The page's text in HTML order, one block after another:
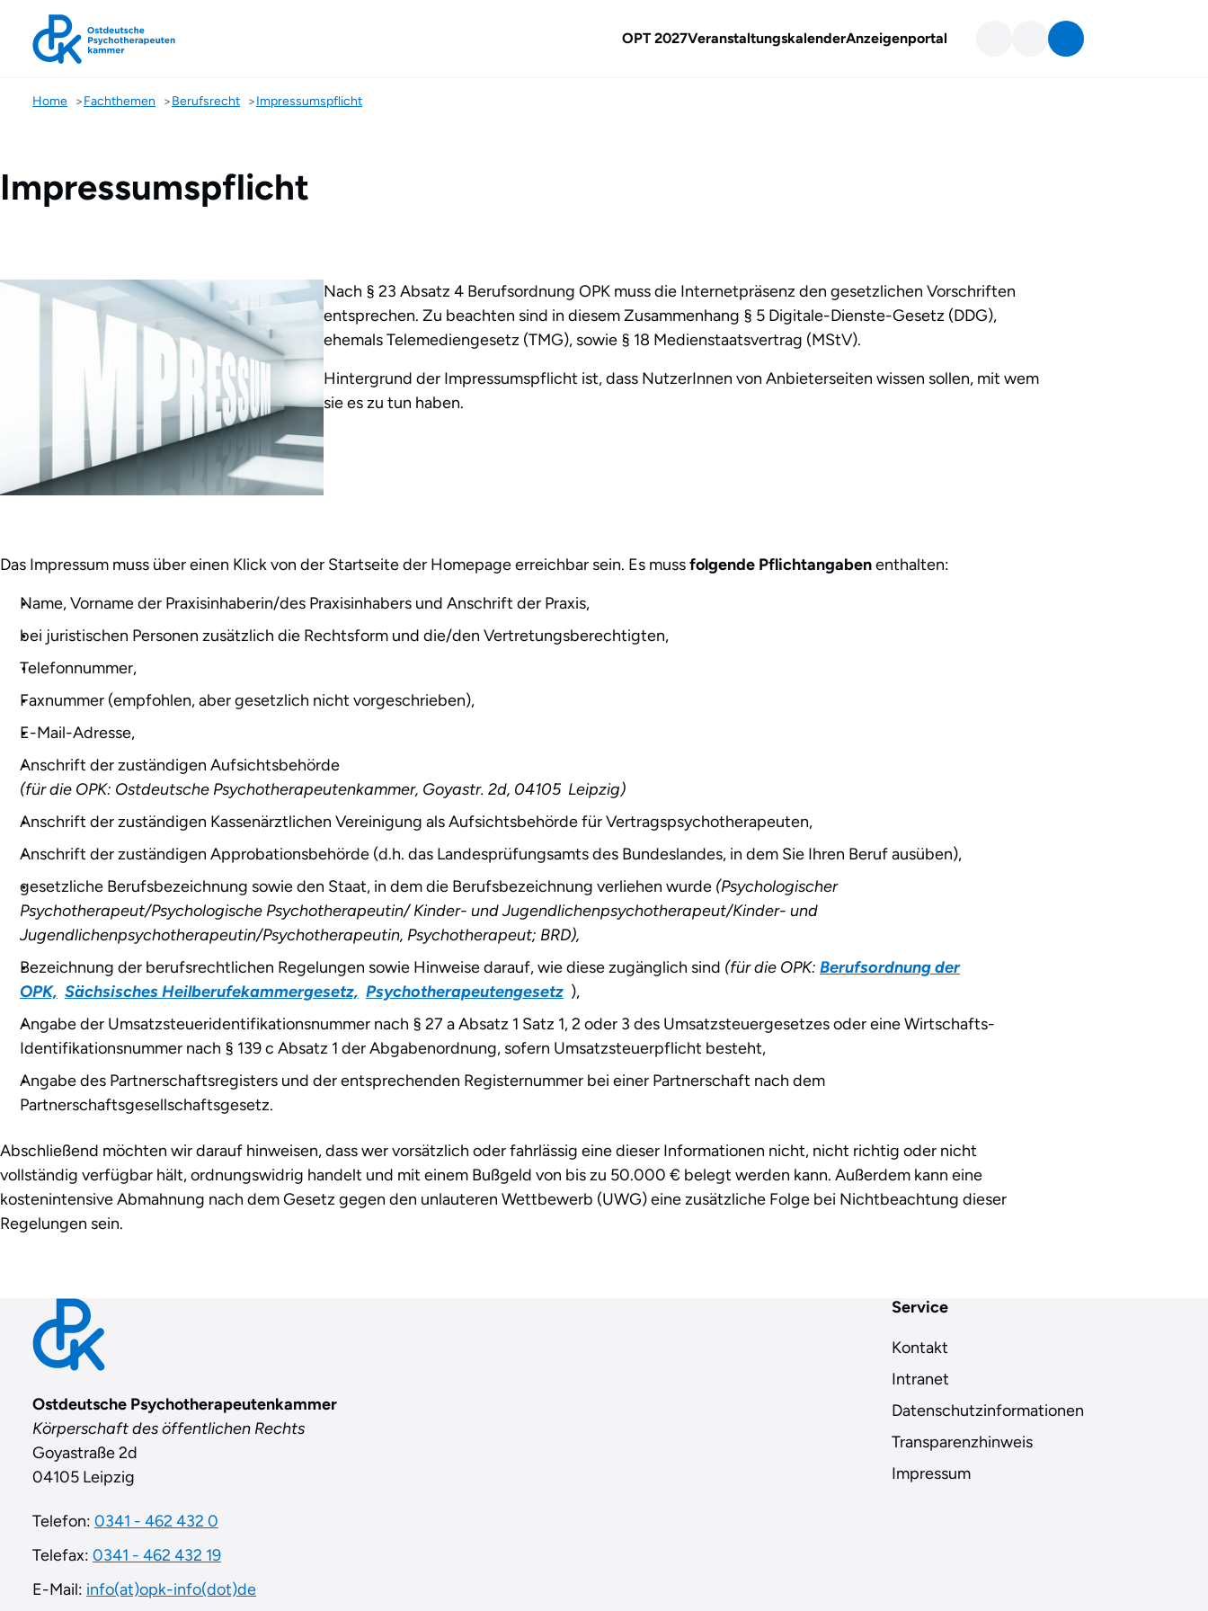
OPT 2027VeranstaltungskalenderAnzeigenportal
Impressumspflicht
Home Fachthemen Berufsrecht Impressumspflicht
Impressumspflicht
Nach § 23 Absatz 4 Berufsordnung OPK muss die Internetpräsenz den gesetzlichen Vorschriften
entsprechen. Zu beachten sind in diesem Zusammenhang § 5 Digitale-Dienste-Gesetz (DDG),
ehemals Telemediengesetz (TMG), sowie § 18 Medienstaatsvertrag (MStV).
Hintergrund der Impressumspflicht ist, dass NutzerInnen von Anbieterseiten wissen sollen, mit wem
sie es zu tun haben.
Das Impressum muss über einen Klick von der Startseite der Homepage erreichbar sein. Es mussfolgende Pflichtangabenenthalten:
Name, Vorname der Praxisinhaberin/des Praxisinhabers und Anschrift der Praxis,
bei juristischen Personen zusätzlich die Rechtsform und die/den Vertretungsberechtigten,
Telefonnummer,
Faxnummer (empfohlen, aber gesetzlich nicht vorgeschrieben),
E-Mail-Adresse,
Anschrift der zuständigen Aufsichtsbehörde
(für die OPK: Ostdeutsche Psychotherapeutenkammer, Goyastr. 2d, 04105 Leipzig)
Anschrift der zuständigen Kassenärztlichen Vereinigung als Aufsichtsbehörde für Vertragspsychotherapeuten,
Anschrift der zuständigen Approbationsbehörde (d.h. das Landesprüfungsamts des Bundeslandes, in dem Sie Ihren Beruf ausüben),
gesetzliche Berufsbezeichnung sowie den Staat, in dem die Berufsbezeichnung verliehen wurde (Psychologischer
Psychotherapeut/Psychologische Psychotherapeutin/ Kinder- und Jugendlichenpsychotherapeut/Kinder- und
Jugendlichenpsychotherapeutin/Psychotherapeutin, Psychotherapeut; BRD),
Bezeichnung der berufsrechtlichen Regelungen sowie Hinweise darauf, wie diese zugänglich sind (für die OPK: Berufsordnung der
OPK, Sächsisches Heilberufekammergesetz, Psychotherapeutengesetz ),
Angabe der Umsatzsteueridentifikationsnummer nach § 27 a Absatz 1 Satz 1, 2 oder 3 des Umsatzsteuergesetzes oder eine Wirtschafts-
Identifikationsnummer nach § 139 c Absatz 1 der Abgabenordnung, sofern Umsatzsteuerpflicht besteht,
Angabe des Partnerschaftsregisters und der entsprechenden Registernummer bei einer Partnerschaft nach dem
Partnerschaftsgesellschaftsgesetz.
Abschließend möchten wir darauf hinweisen, dass wer vorsätzlich oder fahrlässig eine dieser Informationen nicht, nicht richtig oder nicht
vollständig verfügbar hält, ordnungswidrig handelt und mit einem Bußgeld von bis zu 50.000 € belegt werden kann. Außerdem kann eine
kostenintensive Abmahnung nach dem Gesetz gegen den unlauteren Wettbewerb (UWG) eine zusätzliche Folge bei Nichtbeachtung dieser
Regelungen sein.
Service
Kontakt
Intranet
Datenschutzinformationen
Transparenzhinweis
Impressum
Contact
Ostdeutsche Psychotherapeutenkammer
Körperschaft des öffentlichen Rechts
Goyastraße 2d
04105 Leipzig
Telefon: 0341 - 462 432 0
Telefax: 0341 - 462 432 19
E-Mail: info(at)opk-info(dot)de